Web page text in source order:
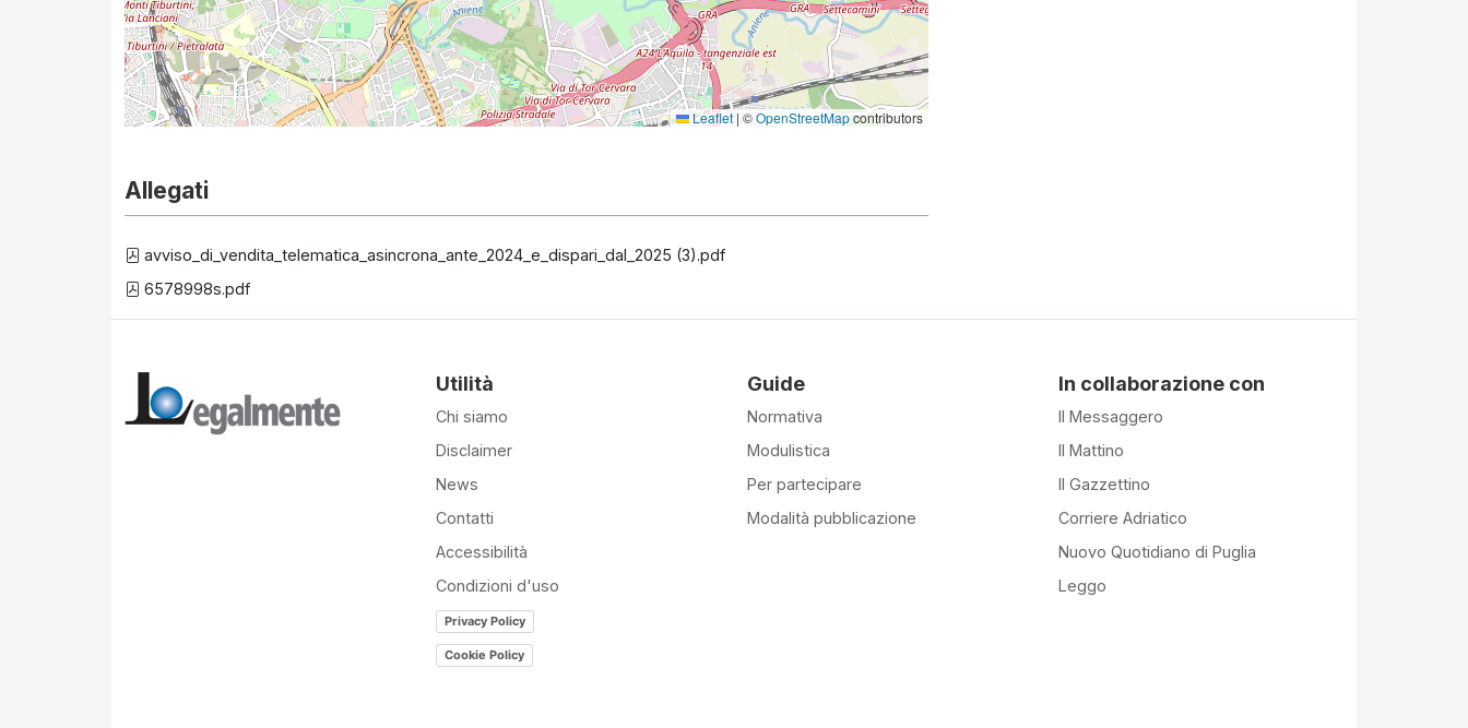
Leaflet | ©OpenStreetMapcontributors
Allegati
avviso_di_vendita_telematica_asincrona_ante_2024_e_dispari_dal_2025 (3).pdf
6578998s.pdf
Utilità
Chi siamo
Disclaimer
News
Contatti
Accessibilità
Condizioni d'uso
Privacy Policy
Cookie Policy
Guide
Normativa
Modulistica
Per partecipare
Modalità pubblicazione
In collaborazione con
Il Messaggero
Il Mattino
Il Gazzettino
Corriere Adriatico
Nuovo Quotidiano di Puglia
Leggo